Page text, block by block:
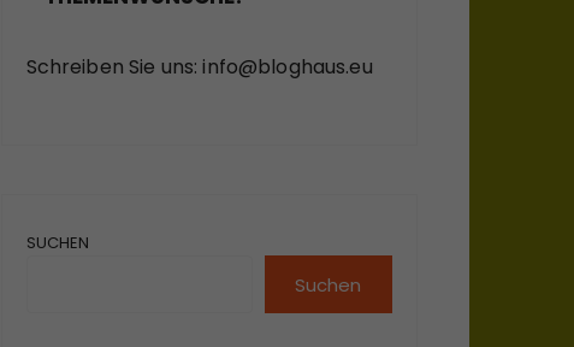
Schreiben Sie uns: info@bloghaus.eu
SUCHEN
Suchen